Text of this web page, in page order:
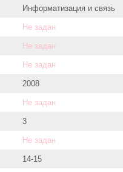
Информатизация и связь
Не задан
Не задан
Не задан
2008
Не задан
3
Не задан
14-15